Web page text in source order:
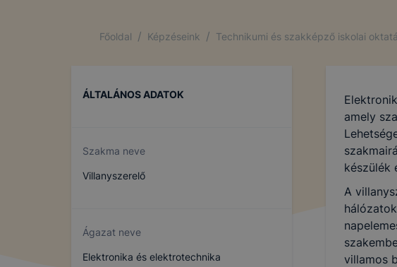
Főoldal / Képzéseink / Technikumi és szakképző iskolai
ÁLTALÁNOS ADATOK
Szakma neve
Villanyszerelő
Ágazat neve
Elektronika és elektrotechnika
amely
készülék
A
villamos